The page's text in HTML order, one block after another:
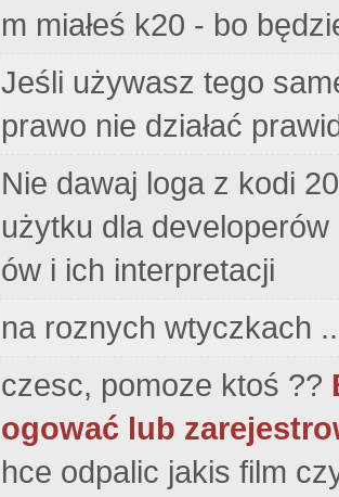
m miałeś k20 - bo
Jeśli używasz tego
prawo nie działać
Nie dawaj loga z kodi
użytku dla
ów i ich interpretacji
na roznych wtyczkach
czesc, pomoze ktoś ??
ogować lub
hce odpalic jakis film